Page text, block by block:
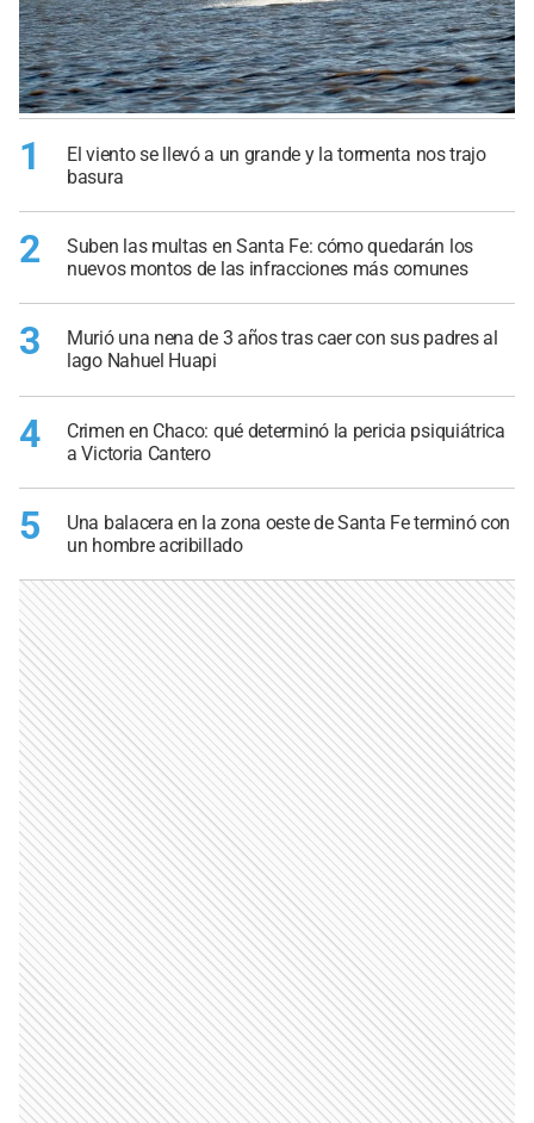
1
El viento se llevó a un grande y la tormenta nos trajo
basura
2
Suben las multas en Santa Fe: cómo quedarán los
nuevos montos de las infracciones más comunes
3
Murió una nena de 3 años tras caer con sus padres al
lago Nahuel Huapi
4
Crimen en Chaco: qué determinó la pericia psiquiátrica
a Victoria Cantero
5
Una balacera en la zona oeste de Santa Fe terminó con
un hombre acribillado